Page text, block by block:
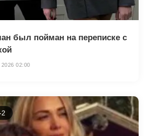
был пойман на переписке с
02:00